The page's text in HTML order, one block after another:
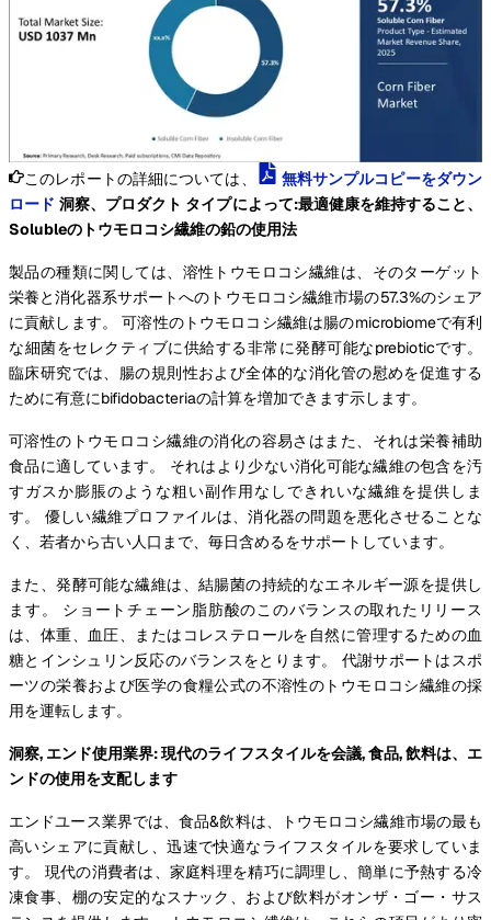
このレポートの詳細については、
無料サンプルコピーをダウン
ロード 洞察、プロダクト タイプによって:最適健康を維持すること、
Solubleのトウモロコシ繊維の鉛の使用法
製品の種類に関しては、溶性トウモロコシ繊維は、そのターゲット
栄養と消化器系サポートへのトウモロコシ繊維市場の57.3%のシェア
に貢献します。 可溶性のトウモロコシ繊維は腸のmicrobiomeで有利
な細菌をセレクティブに供給する非常に発酵可能なprebioticです。
臨床研究では、腸の規則性および全体的な消化管の慰めを促進する
ために有意にbifidobacteriaの計算を増加できます示します。
可溶性のトウモロコシ繊維の消化の容易さはまた、それは栄養補助
食品に適しています。 それはより少ない消化可能な繊維の包含を汚
すガスか膨脹のような粗い副作用なしできれいな繊維を提供しま
す。 優しい繊維プロファイルは、消化器の問題を悪化させることな
く、若者から古い人口まで、毎日含めるをサポートしています。
また、発酵可能な繊維は、結腸菌の持続的なエネルギー源を提供し
ます。 ショートチェーン脂肪酸のこのバランスの取れたリリース
は、体重、血圧、またはコレステロールを自然に管理するための血
糖とインシュリン反応のバランスをとります。 代謝サポートはスポ
ーツの栄養および医学の食糧公式の不溶性のトウモロコシ繊維の採
用を運転します。
洞察, エンド使用業界: 現代のライフスタイルを会議, 食品, 飲料は、エ
ンドの使用を支配します
エンドユース業界では、食品&飲料は、トウモロコシ繊維市場の最も
高いシェアに貢献し、迅速で快適なライフスタイルを要求していま
す。 現代の消費者は、家庭料理を精巧に調理し、簡単に予熱する冷
凍食事、棚の安定的なスナック、および飲料がオンザ・ゴー・サス